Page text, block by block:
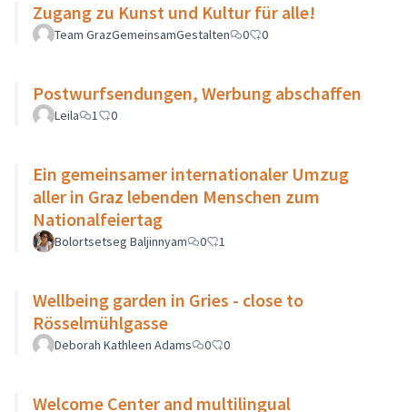
Zugang zu Kunst und Kultur für alle!
Team GrazGemeinsamGestalten 0 0
Postwurfsendungen, Werbung abschaffen
Leila 1 0
Ein gemeinsamer internationaler Umzug
aller in Graz lebenden Menschen zum
Nationalfeiertag
Bolortsetseg Baljinnyam 0 1
Wellbeing garden in Gries - close to
Rösselmühlgasse
Deborah Kathleen Adams 0 0
Welcome Center and multilingual